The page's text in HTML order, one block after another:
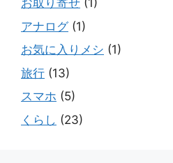
お取り寄せ (1)
アナログ(1)
お気に入りメシ (1)
旅行 (13)
スマホ (5)
くらし (23)